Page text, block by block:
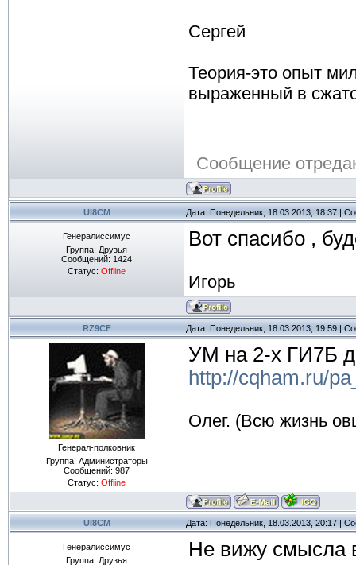
Сергей
Теория-это опыт
выраженный в
Сообщение
UI8CM Дата: Понедельник, 18.03.2013, 18:37 |
Генералиссимус
Группа: Друзья
Сообщений: 1424
Статус: Offline
Вот спасибо ,
Игорь
RZ9CF Дата: Понедельник, 18.03.2013, 19:59 |
Генерал-полковник
Группа: Администраторы
Сообщений: 987
Статус: Offline
УМ на 2-х ГИ7Б
http://cqham.ru/
Олег. (Всю жизнь
UI8CM Дата: Понедельник, 18.03.2013, 20:17 |
Генералиссимус
Группа: Друзья
Не вижу смысла